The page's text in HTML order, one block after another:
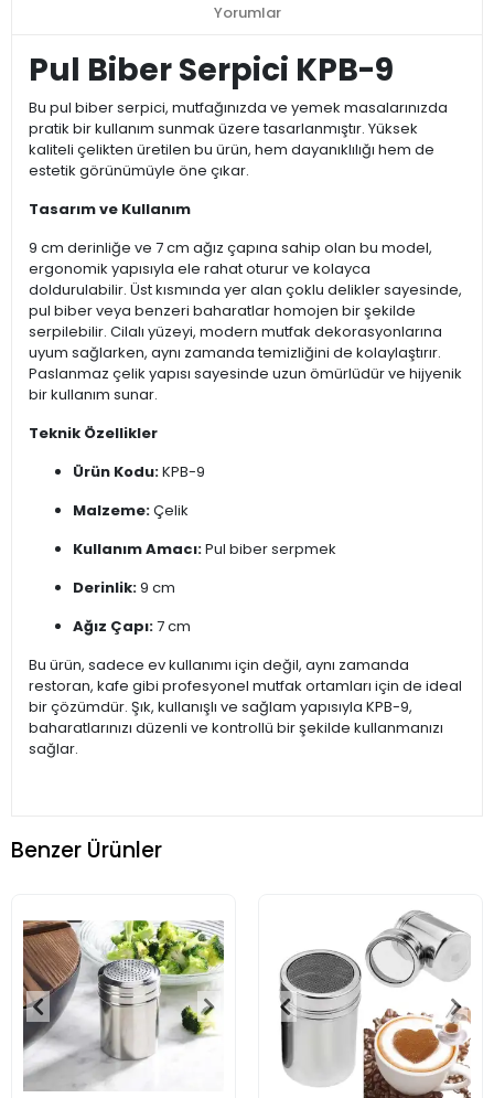
Yorumlar
Pul Biber Serpici KPB-9
Bu pul biber serpici, mutfağınızda ve yemek masalarınızda
pratik bir kullanım sunmak üzere tasarlanmıştır. Yüksek
kaliteli çelikten üretilen bu ürün, hem dayanıklılığı hem de
estetik görünümüyle öne çıkar.
Tasarım ve Kullanım
9 cm derinliğe ve 7 cm ağız çapına sahip olan bu model,
ergonomik yapısıyla ele rahat oturur ve kolayca
doldurulabilir. Üst kısmında yer alan çoklu delikler sayesinde,
pul biber veya benzeri baharatlar homojen bir şekilde
serpilebilir. Cilalı yüzeyi, modern mutfak dekorasyonlarına
uyum sağlarken, aynı zamanda temizliğini de kolaylaştırır.
Paslanmaz çelik yapısı sayesinde uzun ömürlüdür ve hijyenik
bir kullanım sunar.
Teknik Özellikler
Ürün Kodu:KPB-9
Malzeme:Çelik
Kullanım Amacı:Pul biber serpmek
Derinlik:9 cm
Ağız Çapı:7 cm
Bu ürün, sadece ev kullanımı için değil, aynı zamanda
restoran, kafe gibi profesyonel mutfak ortamları için de ideal
bir çözümdür. Şık, kullanışlı ve sağlam yapısıyla KPB-9,
baharatlarınızı düzenli ve kontrollü bir şekilde kullanmanızı
sağlar.
Benzer Ürünler